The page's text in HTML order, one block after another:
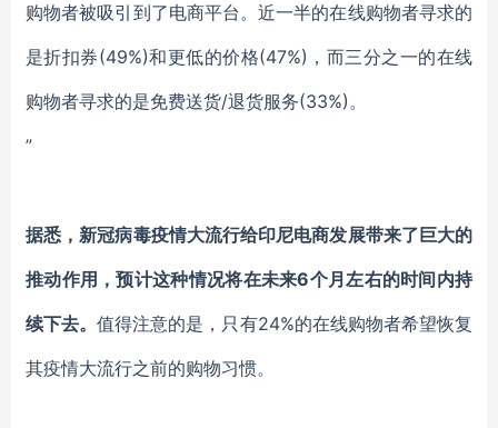
购物者被吸引到了电商平台。近一半的在线购物者寻求的
是折扣券(49%)和更低的价格(47%)，而三分之一的在线
购物者寻求的是免费送货/退货服务(33%)。
”
据悉，新冠病毒疫情大流行给印尼电商发展带来了巨大的
推动作用，预计这种情况将在未来6个月左右的时间内持
续下去。值得注意的是，只有24%的在线购物者希望恢复
其疫情大流行之前的购物习惯。